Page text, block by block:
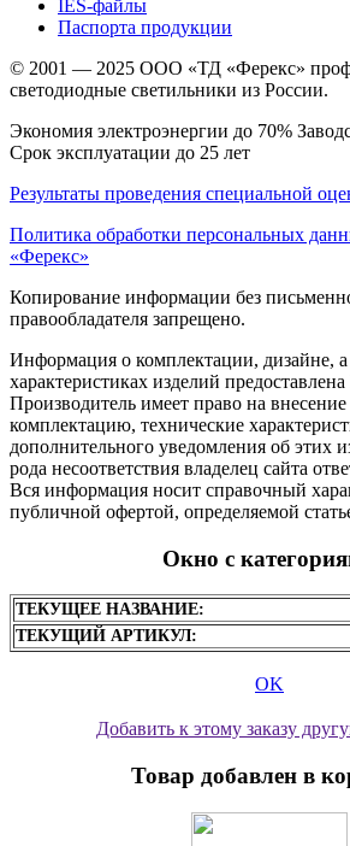
IES-файлы
Паспорта продукции
© 2001 — 2025 ООО «ТД «Ферекс»
светодиодные светильники из России.
Экономия электроэнергии до 70%
Срок эксплуатации до 25 лет
Результаты проведения специальной
Политика обработки персональных
«Ферекс»
Копирование информации без
правообладателя запрещено.
Информация о комплектации, дизайне,
характеристиках изделий
Производитель имеет право на
комплектацию, технические
дополнительного уведомления об этих
рода несоответствия владелец сайта
Вся информация носит справочный
публичной офертой, определяемой
Окно с
ТЕКУЩЕЕ НАЗВАНИЕ:
ТЕКУЩИЙ АРТИКУЛ:
OK
Добавить к этому заказу
Товар добавлен в